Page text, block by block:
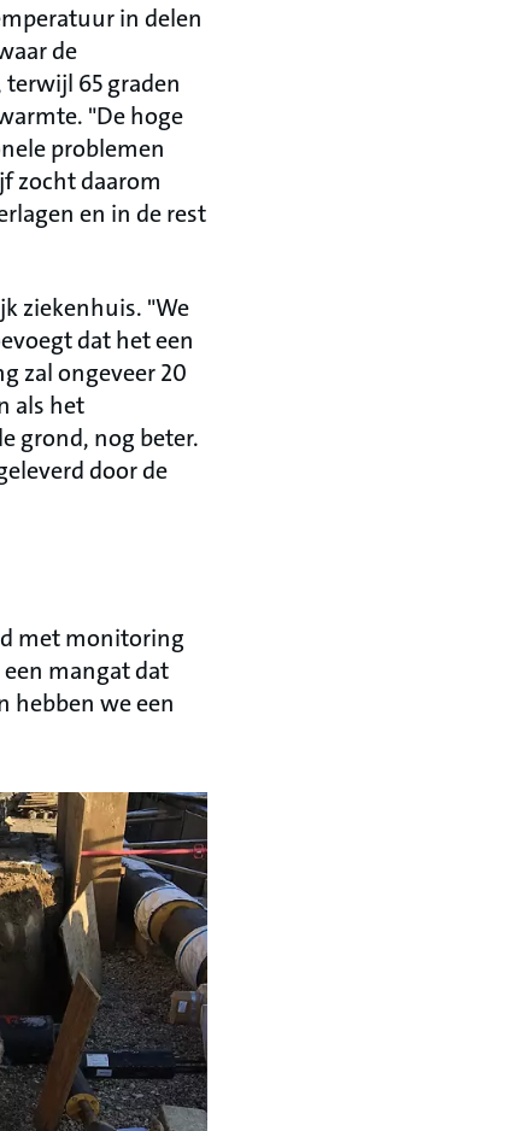
in delen
de
65 graden
"De hoge
problemen
zocht daarom
en in de rest
ziekenhuis. "We
dat het een
zal ongeveer 20
als het
grond, nog beter.
door de
met monitoring
mangat dat
hebben we een